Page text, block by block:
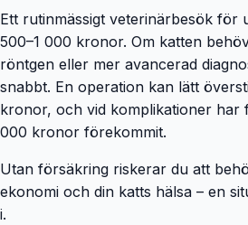
Ett rutinmässigt veterinärbesök för
500–1 000 kronor. Om katten
röntgen eller mer avancerad
snabbt. En operation kan lätt
kronor, och vid komplikationer har
000 kronor förekommit.
Utan försäkring riskerar du att
ekonomi och din katts hälsa – en
i.